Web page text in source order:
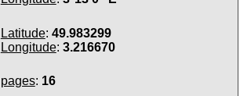
Latitude: 49.983299
Longitude: 3.216670
pages: 16